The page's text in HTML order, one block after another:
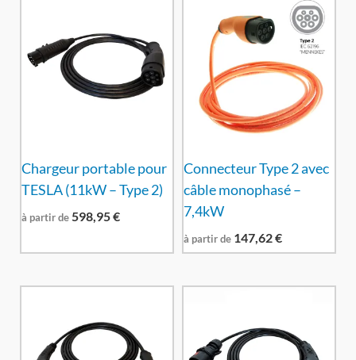
Chargeur portable pour
TESLA (11kW – Type 2)
à partir de598,95€
Connecteur Type 2 avec
câble monophasé –
7,4kW
à partir de 147,62€